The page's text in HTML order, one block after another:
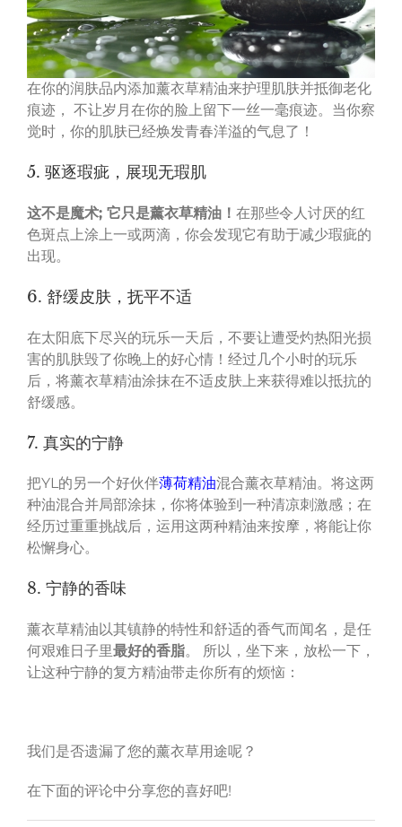
在你的润肤品内添加薰衣草精油来护理肌肤并抵御老化
痕迹， 不让岁月在你的脸上留下一丝一毫痕迹。当你察
觉时，你的肌肤已经焕发青春洋溢的气息了！
5. 驱逐瑕疵，展现无瑕肌
这不是魔术; 它只是薰衣草精油！ 在那些令人讨厌的红
色斑点上涂上一或两滴，你会发现它有助于减少瑕疵的
出现。
6. 舒缓皮肤，抚平不适
在太阳底下尽兴的玩乐一天后，不要让遭受灼热阳光损
害的肌肤毁了你晚上的好心情！经过几个小时的玩乐
后，将薰衣草精油涂抹在不适皮肤上来获得难以抵抗的
舒缓感。
7. 真实的宁静
把YL的另一个好伙伴薄荷精油混合薰衣草精油。将这两
种油混合并局部涂抹，你将体验到一种清凉刺激感；在
经历过重重挑战后，运用这两种精油来按摩，将能让你
松懈身心。
8. 宁静的香味
薰衣草精油以其镇静的特性和舒适的香气而闻名，是任
何艰难日子里最好的香脂。 所以，坐下来，放松一下，
让这种宁静的复方精油带走你所有的烦恼：
我们是否遗漏了您的薰衣草用途呢？
在下面的评论中分享您的喜好吧!